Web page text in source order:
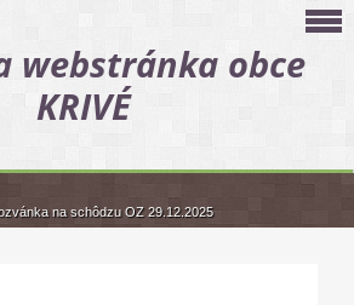
webstránka obce
KRIVÉ
na schôdzu OZ 29.12.2025